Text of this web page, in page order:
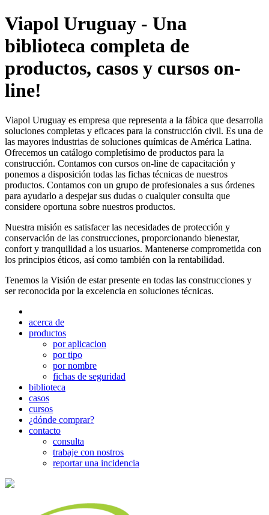
Viapol Uruguay - Una
biblioteca completa de
productos, casos y cursos on-
line!
Viapol Uruguay es empresa que representa a la fábica que desarrolla
soluciones completas y eficaces para la construcción civil. Es una de
las mayores industrias de soluciones químicas de América Latina.
Ofrecemos un catálogo completísimo de productos para la
construcción. Contamos con cursos on-line de capacitación y
ponemos a disposición todas las fichas técnicas de nuestros
productos. Contamos con un grupo de profesionales a sus órdenes
para ayudarlo a despejar sus dudas o cualquier consulta que
considere oportuna sobre nuestros productos.
Nuestra misión es satisfacer las necesidades de protección y
conservación de las construcciones, proporcionando bienestar,
confort y tranquilidad a los usuarios. Mantenerse comprometida con
los principios éticos, así como también con la rentabilidad.
Tenemos la Visión de estar presente en todas las construcciones y
ser reconocida por la excelencia en soluciones técnicas.
acerca de
productos
por aplicacion
por tipo
por nombre
fichas de seguridad
biblioteca
casos
cursos
¿dónde comprar?
contacto
consulta
trabaje con nostros
reportar una incidencia